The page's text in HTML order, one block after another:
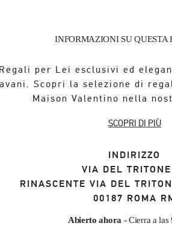
INFORMAZIONI SU QUESTA
per Lei esclusivi ed
Scopri la selezione di
Maison Valentino nella
SCOPRI DI PIÙ
INDIRIZZO
VIA DEL
RINASCENTE VIA DEL
00187 ROMA
Abierto ahora - Cierra a las